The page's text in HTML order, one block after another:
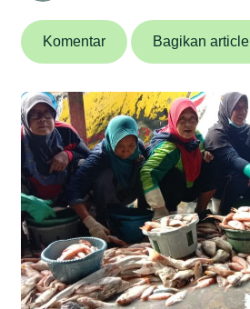
Komentar Bagikan article